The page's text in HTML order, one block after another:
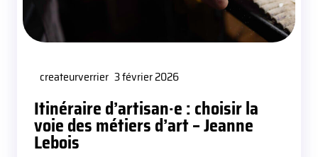
createurverrier 3 février 2026
Itinéraire d’artisan·e : choisir la
voie des métiers d’art – Jeanne
Lebois